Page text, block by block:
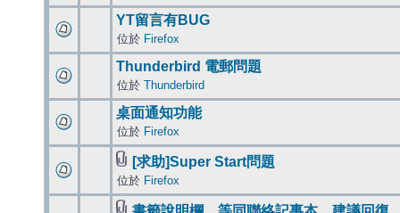
YT留言有BUG
位於 Firefox
Thunderbird 電郵問題
位於 Thunderbird
桌面通知功能
位於 Firefox
[求助]Super Start問題
位於 Firefox